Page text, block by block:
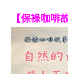
【保祿咖啡